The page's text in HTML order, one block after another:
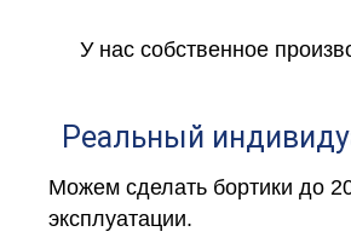
У нас собственное
Реальный
Можем сделать бортики до
эксплуатации.